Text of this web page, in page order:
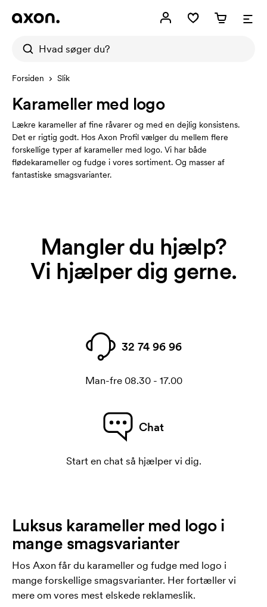
Forsiden Slik
Karameller med logo
Lækre karameller af fine råvarer og med en dejlig konsistens.
Det er rigtig godt. Hos Axon Profil vælger du mellem flere
forskellige typer af karameller med logo. Vi har både
flødekarameller og fudge i vores sortiment. Og masser af
fantastiske smagsvarianter.
Mangler du hjælp?
Vi hjælper dig gerne.
32 74 96 96
Man-fre 08.30 - 17.00
Chat
Start en chat så hjælper vi dig.
Luksus karameller med logo i
mange smagsvarianter
Hos Axon får du karameller og fudge med logo i
mange forskellige smagsvarianter. Her fortæller vi
mere om vores mest elskede reklameslik.